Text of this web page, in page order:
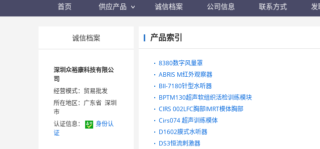
手机访问展
首页 供应产品 诚信档案 公司信息 联系方式 发
诚信档案
深圳众裕康科技有限公
司
经营模式：贸易批发
所在地区：广东省 深圳
市
认证信息：
身份认
证
产品索引
8380数字风量罩
ABRIS M红外观察器
BII-7180针型水听器
BPTM130超声软组织活检训练模块
CIRS 002LFC胸部IMRT模体胸部
Cirs074 超声训练模体
D1602膜式水听器
DS3恒流刺激器